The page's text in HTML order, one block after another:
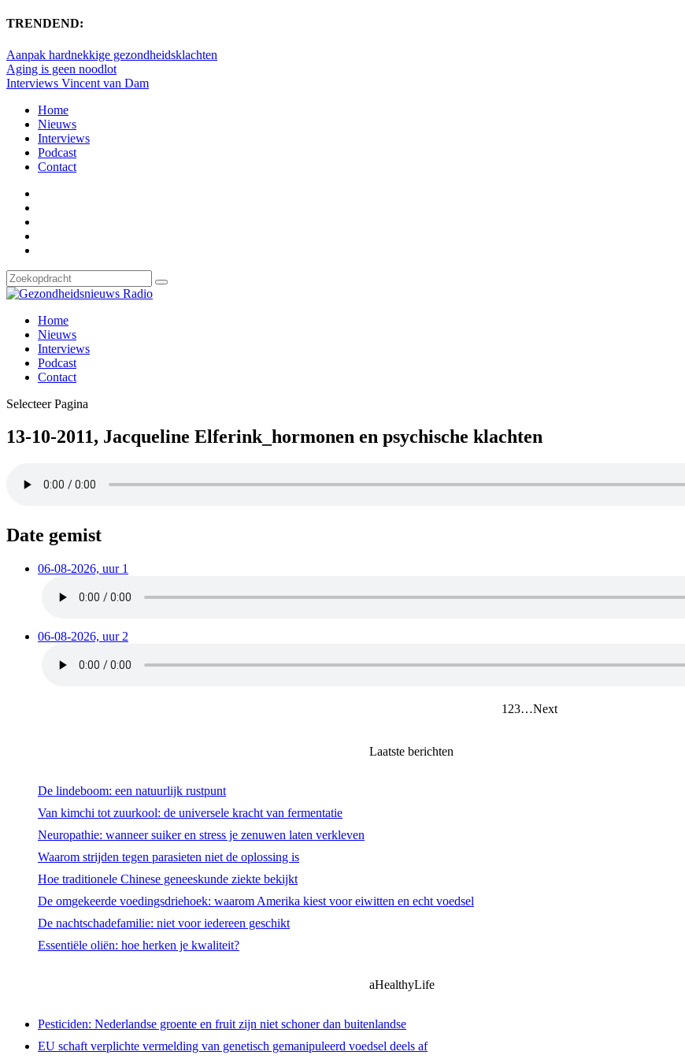
TRENDEND:
Aanpak hardnekkige gezondheidsklachten
Aging is geen noodlot
Interviews Vincent van Dam
Home
Nieuws
Interviews
Podcast
Contact
Home
Nieuws
Interviews
Podcast
Contact
Selecteer Pagina
13-10-2011, Jacqueline Elferink_hormonen en psychische klachten
Date gemist
06-08-2026, uur 1
06-08-2026, uur 2
1 23…Next
Laatste berichten
De lindeboom: een natuurlijk rustpunt
Van kimchi tot zuurkool: de universele kracht van fermentatie
Neuropathie: wanneer suiker en stress je zenuwen laten verkleven
Waarom strijden tegen parasieten niet de oplossing is
Hoe traditionele Chinese geneeskunde ziekte bekijkt
De omgekeerde voedingsdriehoek: waarom Amerika kiest voor eiwitten en echt voedsel
De nachtschadefamilie: niet voor iedereen geschikt
Essentiële oliën: hoe herken je kwaliteit?
aHealthyLife
Pesticiden: Nederlandse groente en fruit zijn niet schoner dan buitenlandse
EU schaft verplichte vermelding van genetisch gemanipuleerd voedsel deels af